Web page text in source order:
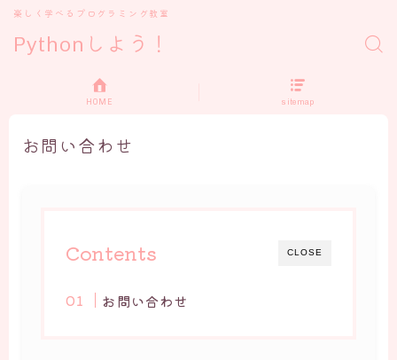
Pythonしよう！
楽しく学べるプログラミング教室
HOME sitemap
お問い合わせ
CLOSE
Contents
お問い合わせ